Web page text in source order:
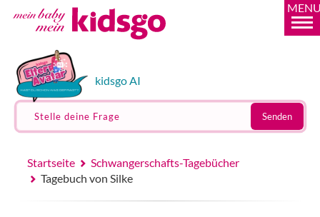
kidsgo AI
Stelle deine Frage Senden
Startseite
Schwangerschafts-Tagebücher
Tagebuch von Silke